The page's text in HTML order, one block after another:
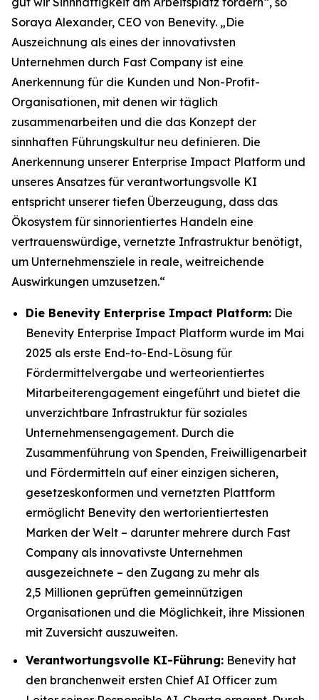
Soraya Alexander, CEO von Benevity. „Die
Auszeichnung als eines der innovativsten
Unternehmen durch Fast Company ist eine
Anerkennung für die Kunden und Non-Profit-
Organisationen, mit denen wir täglich
zusammenarbeiten und die das Konzept der
sinnhaften Führungskultur neu definieren. Die
Anerkennung unserer Enterprise Impact Platform und
unseres Ansatzes für verantwortungsvolle KI
entspricht unserer tiefen Überzeugung, dass das
Ökosystem für sinnorientiertes Handeln eine
vertrauenswürdige, vernetzte Infrastruktur benötigt,
um Unternehmensziele in reale, weitreichende
Auswirkungen umzusetzen.“
Die Benevity Enterprise Impact Platform: Die
Benevity Enterprise Impact Platform wurde im Mai
2025 als erste End-to-End-Lösung für
Fördermittelvergabe und werteorientiertes
Mitarbeiterengagement eingeführt und bietet die
unverzichtbare Infrastruktur für soziales
Unternehmensengagement. Durch die
Zusammenführung von Spenden, Freiwilligenarbeit
und Fördermitteln auf einer einzigen sicheren,
gesetzeskonformen und vernetzten Plattform
ermöglicht Benevity den wertorientiertesten
Marken der Welt – darunter mehrere durch Fast
Company als innovativste Unternehmen
ausgezeichnete – den Zugang zu mehr als
2,5 Millionen geprüften gemeinnützigen
Organisationen und die Möglichkeit, ihre Missionen
mit Zuversicht auszuweiten.
Verantwortungsvolle KI-Führung: Benevity hat
den branchenweit ersten Chief AI Officer zum